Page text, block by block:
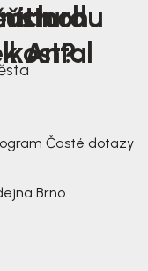
Antal
nohu
Časté dotazy
Brno